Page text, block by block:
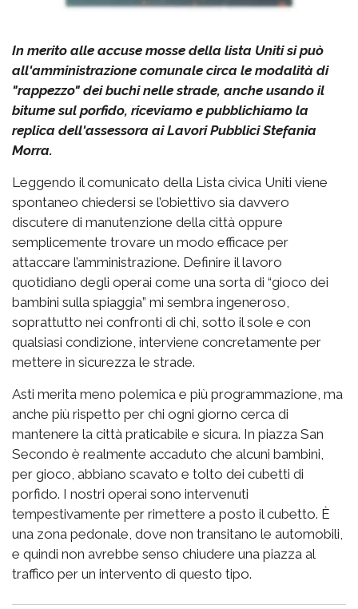
In merito alle accuse mosse della lista Uniti si può
all'amministrazione comunale circa le modalità di
"rappezzo" dei buchi nelle strade, anche usando il
bitume sul porfido, riceviamo e pubblichiamo la
replica dell'assessora ai Lavori Pubblici Stefania
Morra.
Leggendo il comunicato della Lista civica Uniti viene
spontaneo chiedersi se l’obiettivo sia davvero
discutere di manutenzione della città oppure
semplicemente trovare un modo efficace per
attaccare l’amministrazione. Definire il lavoro
quotidiano degli operai come una sorta di “gioco dei
bambini sulla spiaggia” mi sembra ingeneroso,
soprattutto nei confronti di chi, sotto il sole e con
qualsiasi condizione, interviene concretamente per
mettere in sicurezza le strade.
Asti merita meno polemica e più programmazione, ma
anche più rispetto per chi ogni giorno cerca di
mantenere la città praticabile e sicura. In piazza San
Secondo è realmente accaduto che alcuni bambini,
per gioco, abbiano scavato e tolto dei cubetti di
porfido. I nostri operai sono intervenuti
tempestivamente per rimettere a posto il cubetto. È
una zona pedonale, dove non transitano le automobili,
e quindi non avrebbe senso chiudere una piazza al
traffico per un intervento di questo tipo.